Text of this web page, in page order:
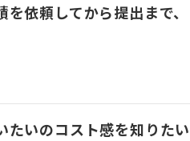
を依頼してから提出まで
たいのコスト感を知りた